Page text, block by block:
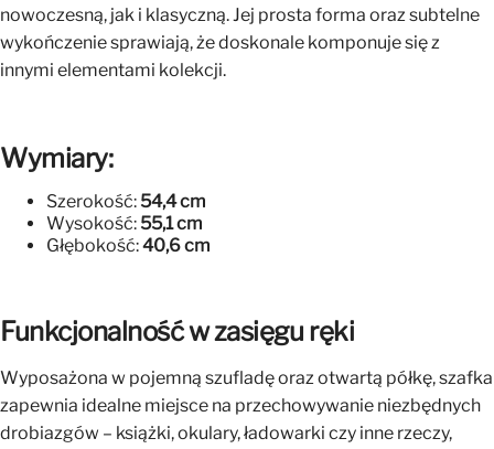
nowoczesną, jak i klasyczną. Jej prosta forma oraz subtelne
wykończenie sprawiają, że doskonale komponuje się z
innymi elementami kolekcji.
Wymiary:
Szerokość: 54,4 cm
Wysokość: 55,1 cm
Głębokość:40,6 cm
Funkcjonalność w zasięgu ręki
Wyposażona w pojemną szufladę oraz otwartą półkę, szafka
zapewnia idealne miejsce na przechowywanie niezbędnych
drobiazgów – książki, okulary, ładowarki czy inne rzeczy,